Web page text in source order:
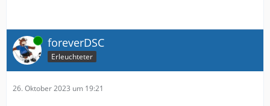
Online foreverDSC
Erleuchteter
26. Oktober 2023 um 19:21